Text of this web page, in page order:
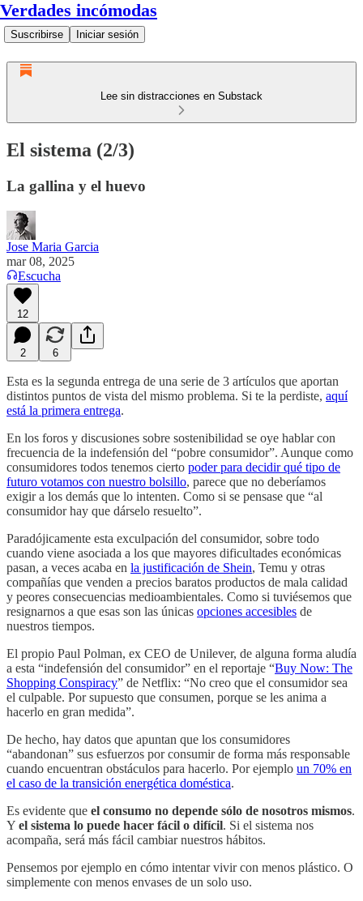
Verdades incómodas
Suscribirse Iniciar sesión
Lee sin distracciones en Substack
El sistema (2/3)
La gallina y el huevo
Jose Maria Garcia
mar 08, 2025
Escucha
12
2 6
Esta es la segunda entrega de una serie de 3 artículos que aportan
distintos puntos de vista del mismo problema. Si te la perdiste, aquí
está la primera entrega.
En los foros y discusiones sobre sostenibilidad se oye hablar con
frecuencia de la indefensión del “pobre consumidor”. Aunque como
consumidores todos tenemos cierto poder para decidir qué tipo de
futuro votamos con nuestro bolsillo, parece que no deberíamos
exigir a los demás que lo intenten. Como si se pensase que “al
consumidor hay que dárselo resuelto”.
Paradójicamente esta exculpación del consumidor, sobre todo
cuando viene asociada a los que mayores dificultades económicas
pasan, a veces acaba en la justificación de Shein, Temu y otras
compañías que venden a precios baratos productos de mala calidad
y peores consecuencias medioambientales. Como si tuviésemos que
resignarnos a que esas son las únicas opciones accesibles de
nuestros tiempos.
El propio Paul Polman, ex CEO de Unilever, de alguna forma aludía
a esta “indefensión del consumidor” en el reportaje “Buy Now: The
Shopping Conspiracy” de Netflix: “No creo que el consumidor sea
el culpable. Por supuesto que consumen, porque se les anima a
hacerlo en gran medida”.
De hecho, hay datos que apuntan que los consumidores
“abandonan” sus esfuerzos por consumir de forma más responsable
cuando encuentran obstáculos para hacerlo. Por ejemplo un 70% en
el caso de la transición energética doméstica.
Es evidente que el consumo no depende sólo de nosotros mismos.
Y el sistema lo puede hacer fácil o difícil. Si el sistema nos
acompaña, será más fácil cambiar nuestros hábitos.
Pensemos por ejemplo en cómo intentar vivir con menos plástico. O
simplemente con menos envases de un solo uso.